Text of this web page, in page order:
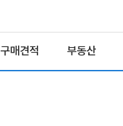
구매견적 부동산